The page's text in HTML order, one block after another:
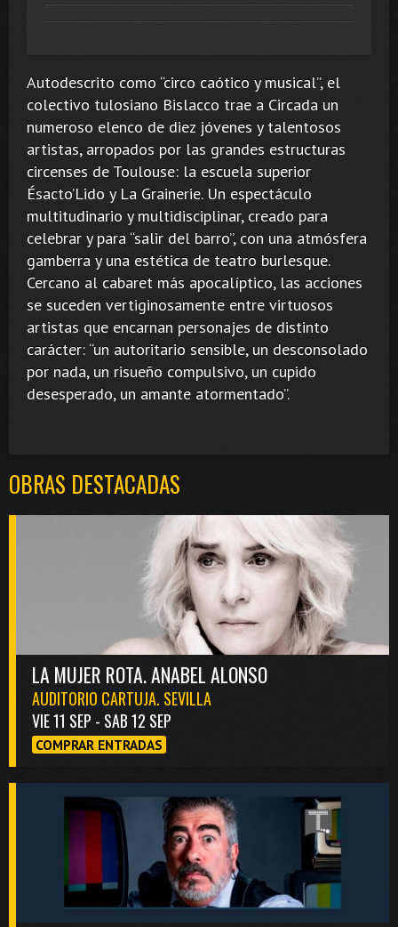
Autodescrito como “circo caótico y musical”, el
colectivo tulosiano Bislacco trae a Circada un
numeroso elenco de diez jóvenes y talentosos
artistas, arropados por las grandes estructuras
circenses de Toulouse: la escuela superior
Ésacto’Lido y La Grainerie. Un espectáculo
multitudinario y multidisciplinar, creado para
celebrar y para “salir del barro”, con una atmósfera
gamberra y una estética de teatro burlesque.
Cercano al cabaret más apocalíptico, las acciones
se suceden vertiginosamente entre virtuosos
artistas que encarnan personajes de distinto
carácter: “un autoritario sensible, un desconsolado
por nada, un risueño compulsivo, un cupido
desesperado, un amante atormentado”.
OBRAS DESTACADAS
LA MUJER ROTA. ANABEL ALONSO
AUDITORIO CARTUJA. SEVILLA
VIE 11 SEP - SAB 12 SEP
COMPRAR ENTRADAS